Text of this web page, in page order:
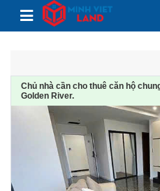
Skip to content Minh
Chủ nhà cần cho thuê căn hộ
Golden River.